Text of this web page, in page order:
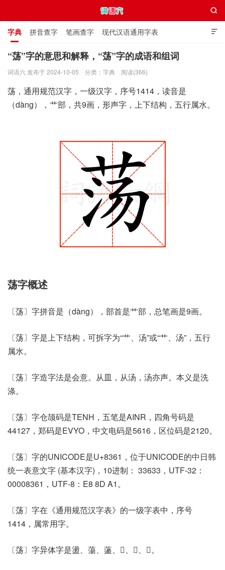

字典 拼音查字 笔画查字 现代汉语通用字表
通用规范汉字表 叠字大全 独体字大全 极简英语词典

“荡”字的意思和解释，“荡”字的成语和组词
词语六 发布于 2024-10-05 分类： 字典 阅读(366)
荡，通用规范汉字，一级汉字，序号1414，读音是
（dàng），艹部，共9画，形声字，上下结构，五行属水。
荡字概述
〔荡〕字拼音是（dàng），部首是艹部，总笔画是9画。
〔荡〕字是上下结构，可拆字为“艹、汤”或“⺾、汤”，五行
属水。
〔荡〕字造字法是会意。从皿，从汤，汤亦声。本义是洗
涤。
〔荡〕字仓颉码是TENH，五笔是AINR，四角号码是
44127，郑码是EVYO，中文电码是5616，区位码是2120。
〔荡〕字的UNICODE是U+8361，位于UNICODE的中日韩
统一表意文字 (基本汉字)，10进制： 33633，UTF-32：
00008361，UTF-8：E8 8D A1。
〔荡〕字在《通用规范汉字表》的一级字表中，序号
1414，属常用字。
〔荡〕字异体字是盪、蕩、蘯、𠎯、𣿘、𧑘。